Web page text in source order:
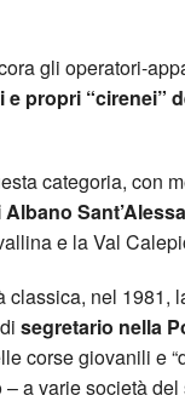
gli operatori-
e propri “cirenei”
categoria, con
e la Val
classica, nel 1981,
segretario nella
corse giovanili e
a varie società